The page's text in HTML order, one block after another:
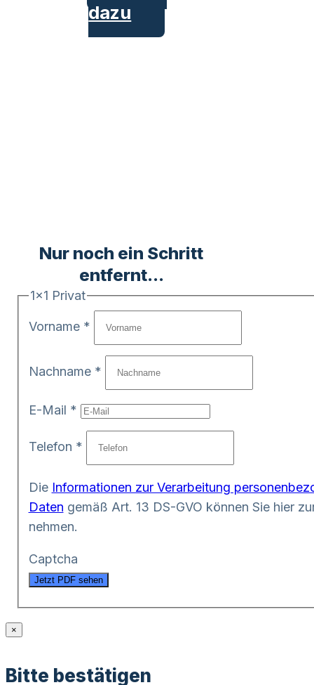
dazu
Nur noch ein Schritt
entfernt...
1x1 Privat
Vorname *
Nachname *
E-Mail *
Telefon *
Die Informationen zur Verarbeitung
Daten gemäß Art. 13 DS-GVO können Sie hier
nehmen.
Captcha
Jetzt PDF sehen
×
Bitte bestätigen